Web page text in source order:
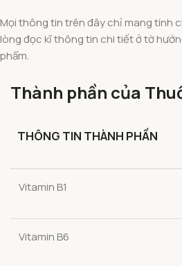
Mọi thông tin trên đây chỉ mang tính
lòng đọc kĩ thông tin chi tiết ở tờ
phẩm.
Thành phần của
THÔNG TIN THÀNH PHẦN
Vitamin B1
Vitamin B6